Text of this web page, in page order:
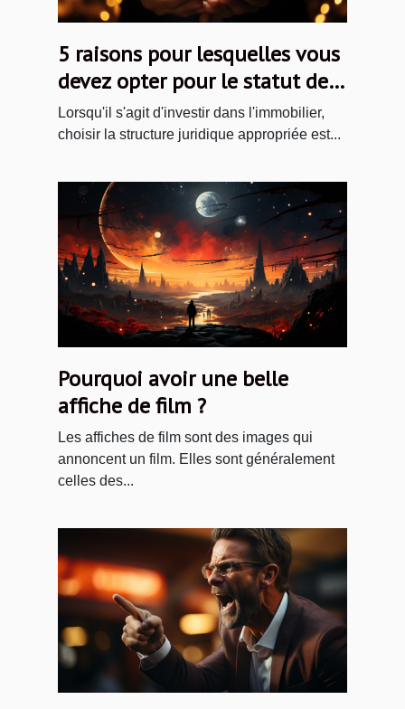
5 raisons pour lesquelles vous
devez opter pour le statut de
Société Civile immobilière
(SCI)
Lorsqu'il s'agit d'investir dans l'immobilier,
choisir la structure juridique appropriée est...
Pourquoi avoir une belle
affiche de film ?
Les affiches de film sont des images qui
annoncent un film. Elles sont généralement
celles des...